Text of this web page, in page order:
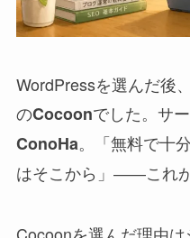
WordPressを選んだ後
のCocoonでした。サ
ConoHa。「無料で十
はそこから」――これが
Cocoonを選んだ理由